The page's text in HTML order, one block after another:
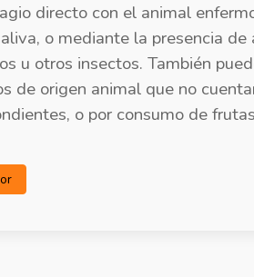
directo con el animal
o mediante la presencia
u otros insectos. También
de origen animal que no
o por consumo de